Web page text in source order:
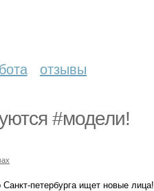
отзывы
#модели!
петербурга ищет новые лица!